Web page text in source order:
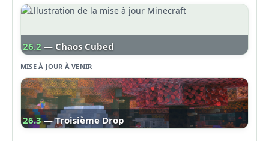
26.2 — Chaos Cubed
MISE À JOUR À VENIR
26.3 — Troisième Drop